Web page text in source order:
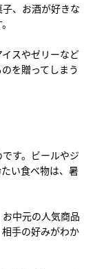
、お酒が好きな
スやゼリーなど
を贈ってしまう
す。ビールやジ
い食べ物は、暑
中元の人気商品
手の好みがわか